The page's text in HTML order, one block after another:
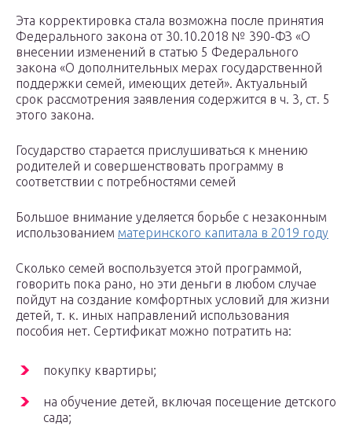
Эта корректировка стала возможна после принятия
Федерального закона от 30.10.2018 № 390-ФЗ «О
внесении изменений в статью 5 Федерального
закона «О дополнительных мерах государственной
поддержки семей, имеющих детей». Актуальный
срок рассмотрения заявления содержится в ч. 3, ст. 5
этого закона.
Государство старается прислушиваться к мнению
родителей и совершенствовать программу в
соответствии с потребностями семей
Большое внимание уделяется борьбе с незаконным
использованием материнского капитала в 2019 году
Сколько семей воспользуется этой программой,
говорить пока рано, но эти деньги в любом случае
пойдут на создание комфортных условий для жизни
детей, т. к. иных направлений использования
пособия нет. Сертификат можно потратить на:
покупку квартиры;
на обучение детей, включая посещение детского
сада;